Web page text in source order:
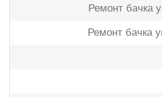
Ремонт бачка
Ремонт бачка